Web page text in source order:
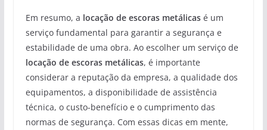
Em resumo, a locação de escoras metálicasé um
serviço fundamental para garantir a segurança e
estabilidade de uma obra. Ao escolher um serviço de
locação de escoras metálicas, é importante
considerar a reputação da empresa, a qualidade dos
equipamentos, a disponibilidade de assistência
técnica, o custo-benefício e o cumprimento das
normas de segurança. Com essas dicas em mente,